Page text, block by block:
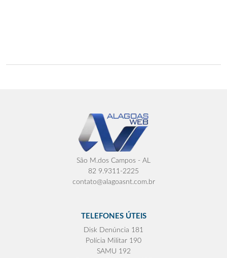
São M.dos Campos - AL
82 9.9311-2225
contato@alagoasnt.com.br
TELEFONES ÚTEIS
Disk Denúncia 181
Polícia Militar 190
SAMU 192